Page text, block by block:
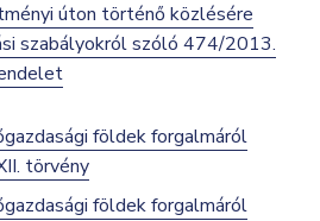
úton történő közlésére
szabályokról szóló 474/2013.
földek forgalmáról
törvény
földek forgalmáról